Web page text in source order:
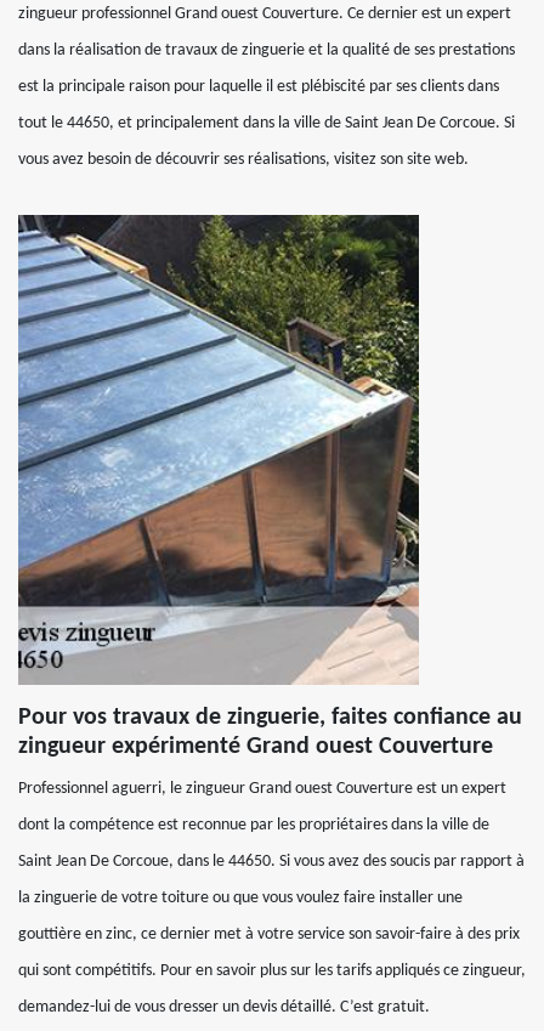
zingueur professionnel Grand ouest Couverture. Ce dernier est un expert
dans la réalisation de travaux de zinguerie et la qualité de ses prestations
est la principale raison pour laquelle il est plébiscité par ses clients dans
tout le 44650, et principalement dans la ville de Saint Jean De Corcoue. Si
vous avez besoin de découvrir ses réalisations, visitez son site web.
Pour vos travaux de zinguerie, faites confiance au
zingueur expérimenté Grand ouest Couverture
Professionnel aguerri, le zingueur Grand ouest Couverture est un expert
dont la compétence est reconnue par les propriétaires dans la ville de
Saint Jean De Corcoue, dans le 44650. Si vous avez des soucis par rapport à
la zinguerie de votre toiture ou que vous voulez faire installer une
gouttière en zinc, ce dernier met à votre service son savoir-faire à des prix
qui sont compétitifs. Pour en savoir plus sur les tarifs appliqués ce zingueur,
demandez-lui de vous dresser un devis détaillé. C’est gratuit.